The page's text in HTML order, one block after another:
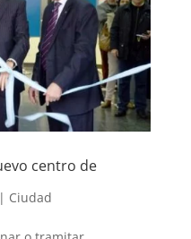
centro de
Ciudad